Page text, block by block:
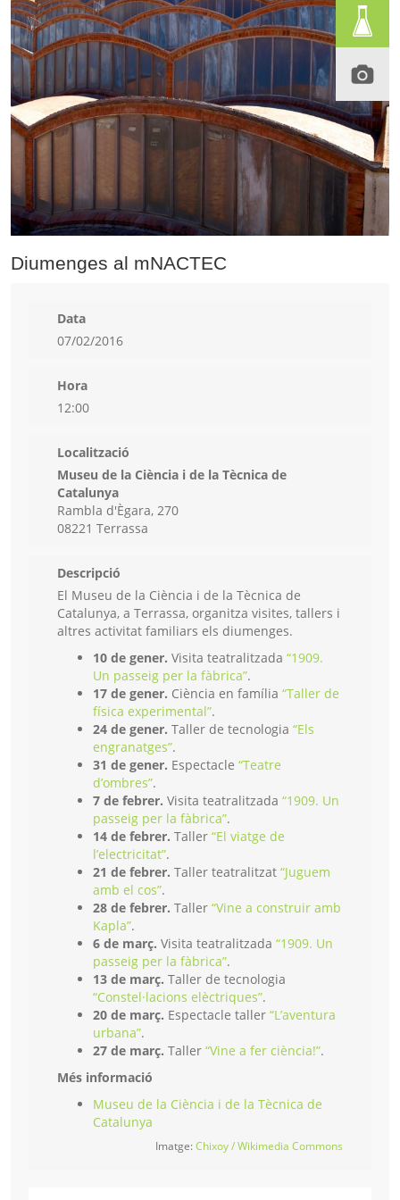
Diumenges al mNACTEC
Data
07/02/2016
Hora
12:00
Localització
Museu de la Ciència i de la Tècnica de
Catalunya
Rambla d'Ègara, 270
08221 Terrassa
Descripció
El Museu de la Ciència i de la Tècnica de
Catalunya, a Terrassa, organitza visites, tallers i
altres activitat familiars els diumenges.
10 de gener. Visita teatralitzada “1909.
Un passeig per la fàbrica”.
17 de gener. Ciència en família “Taller de
física experimental”.
24 de gener. Taller de tecnologia “Els
engranatges”.
31 de gener. Espectacle “Teatre
d’ombres”.
7 de febrer. Visita teatralitzada “1909. Un
passeig per la fàbrica”.
14 de febrer. Taller “El viatge de
l’electricitat”.
21 de febrer. Taller teatralitzat “Juguem
amb el cos”.
28 de febrer. Taller “Vine a construir amb
Kapla”.
6 de març. Visita teatralitzada “1909. Un
passeig per la fàbrica”.
13 de març. Taller de tecnologia
“Constel·lacions elèctriques”.
20 de març. Espectacle taller “L’aventura
urbana”.
27 de març. Taller “Vine a fer ciència!”.
Més informació
Museu de la Ciència i de la Tècnica de
Catalunya
Imatge:Chixoy / Wikimedia Commons